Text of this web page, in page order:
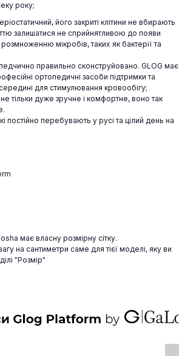
року;
його закриті клітини не вбирають
залишатися не сприйнятливою до появи
мікробів, таких як бактерії та
правильно сконструйовано. GLOG має
ортопедичні засоби підтримки та
для стимулювання кровообігу;
тільки дуже зручне і комфортне, воно так
постійно перебувають у русі та цілий день на
має власну розмірну сітку.
на сантиметри саме для тієї моделі, яку ви
"Розмір"